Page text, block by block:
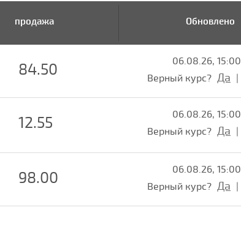
продажа Обновлено
84.50
06.08.26, 15:00
Верный курс? Да
12.55
06.08.26, 15:00
Верный курс? Да
98.00
06.08.26, 15:00
Верный курс? Да